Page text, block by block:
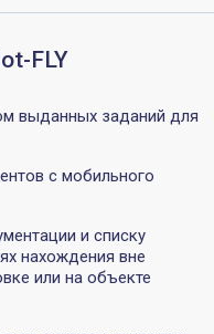
FLY
выданных заданий для
с мобильного
и списку
нахождения вне
или на объекте